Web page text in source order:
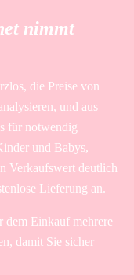
nimmt
die Preise von
und aus
für notwendig
und Babys,
Verkaufswert deutlich
Lieferung an.
dem Einkauf mehrere
damit Sie sicher